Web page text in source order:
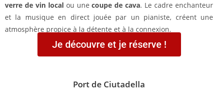
verre de vin localou unecoupe de cava. Le cadre enchanteur
et la musique en direct jouée par un pianiste, créent une
atmosphère propice à la détente et à la connexion.
Je découvre et je réserve !
Port de Ciutadella